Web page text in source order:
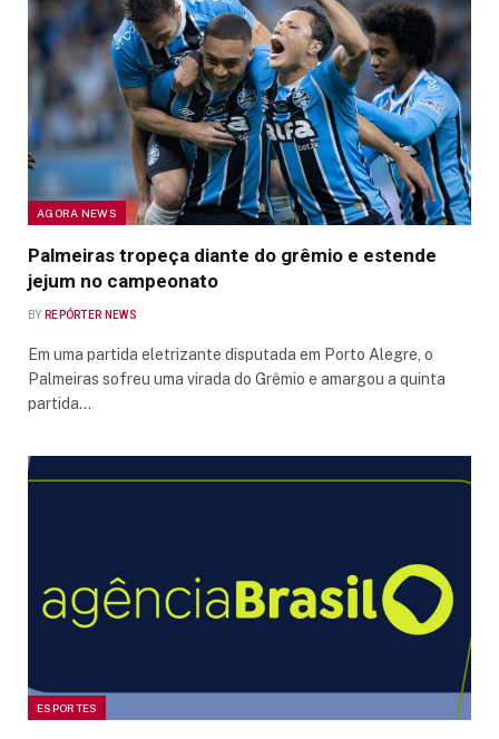
AGORA NEWS
Palmeiras tropeça diante do grêmio e estende
jejum no campeonato
BY REPÓRTER NEWS
Em uma partida eletrizante disputada em Porto Alegre, o
Palmeiras sofreu uma virada do Grêmio e amargou a quinta
partida…
ESPORTES